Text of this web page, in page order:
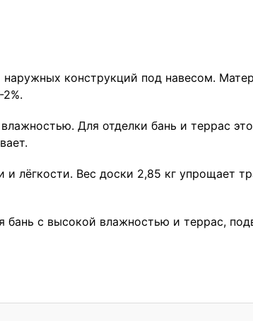
конструкций под навесом.
Для отделки бань и террас
лёгкости. Вес доски 2,85 кг упрощает
бань с высокой влажностью и террас,